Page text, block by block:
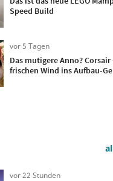
Speed Build
vor 5 Tagen
Das mutigere Anno?
frischen Wind ins Aufbau-
vor 22 Stunden